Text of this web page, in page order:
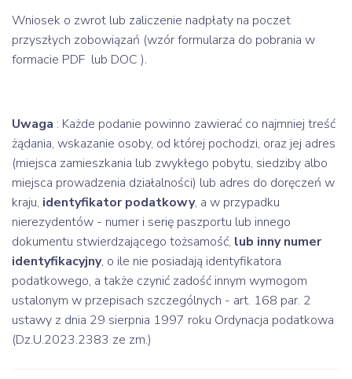
Wniosek o zwrot lub zaliczenie nadpłaty na poczet
przyszłych zobowiązań (wzór formularza do pobrania w
formacie PDF lub DOC ).
Uwaga : Każde podanie powinno zawierać co najmniej treść
żądania, wskazanie osoby, od której pochodzi, oraz jej adres
(miejsca zamieszkania lub zwykłego pobytu, siedziby albo
miejsca prowadzenia działalności) lub adres do doręczeń w
kraju, identyfikator podatkowy, a w przypadku
nierezydentów - numer i serię paszportu lub innego
dokumentu stwierdzającego tożsamość, lub inny numer
identyfikacyjny, o ile nie posiadają identyfikatora
podatkowego, a także czynić zadość innym wymogom
ustalonym w przepisach szczególnych - art. 168 par. 2
ustawy z dnia 29 sierpnia 1997 roku Ordynacja podatkowa
(Dz.U.2023.2383 ze zm.)